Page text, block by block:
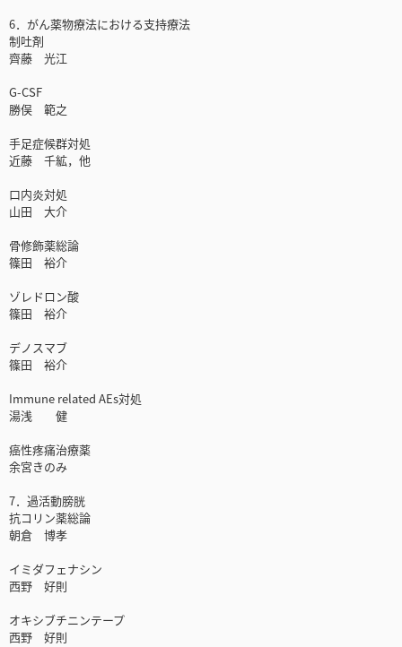
6．がん薬物療法における支持療法
制吐剤
齊藤 光江
G-CSF
勝俣 範之
手足症候群対処
近藤 千絋，他
口内炎対処
山田 大介
骨修飾薬総論
篠田 裕介
ゾレドロン酸
篠田 裕介
デノスマブ
篠田 裕介
Immune related AEs対処
湯浅 健
癌性疼痛治療薬
余宮きのみ
7．過活動膀胱
抗コリン薬総論
朝倉 博孝
イミダフェナシン
西野 好則
オキシブチニンテープ
西野 好則